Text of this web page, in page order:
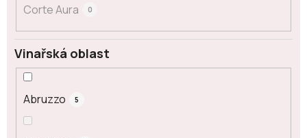
Corte Aura 0
Vinařská oblast
Abruzzo 5